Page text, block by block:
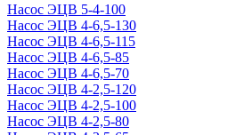
Насос ЭЦВ 5-4-100
Насос ЭЦВ 4-6,5-130
Насос ЭЦВ 4-6,5-115
Насос ЭЦВ 4-6,5-85
Насос ЭЦВ 4-6,5-70
Насос ЭЦВ 4-2,5-120
Насос ЭЦВ 4-2,5-100
Насос ЭЦВ 4-2,5-80